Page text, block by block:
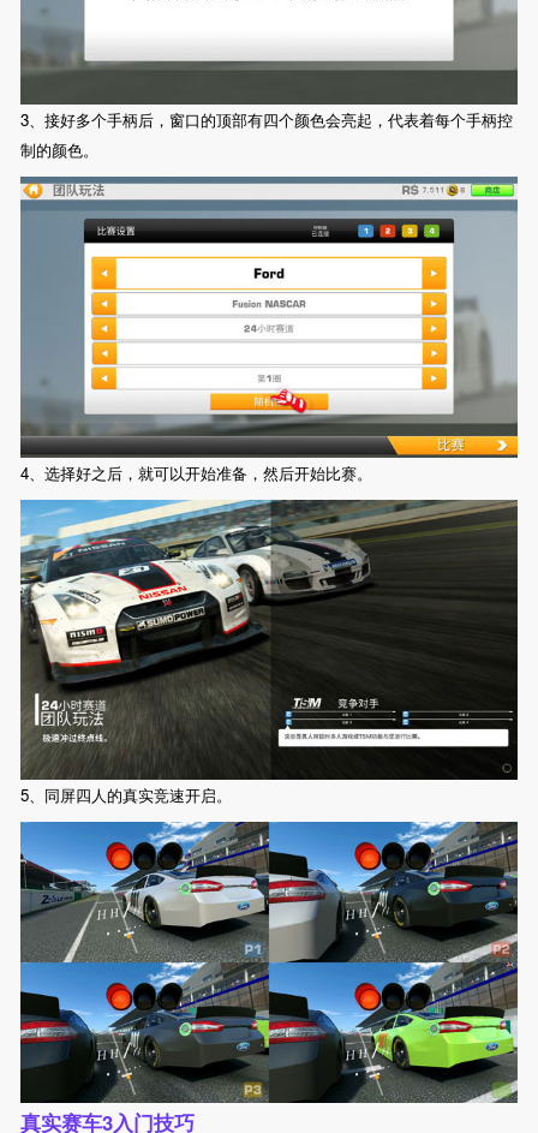
3、接好多个手柄后，窗口的顶部有四个颜色会亮起，代表着每个手柄控
制的颜色。
4、选择好之后，就可以开始准备，然后开始比赛。
5、同屏四人的真实竞速开启。
真实赛车3入门技巧